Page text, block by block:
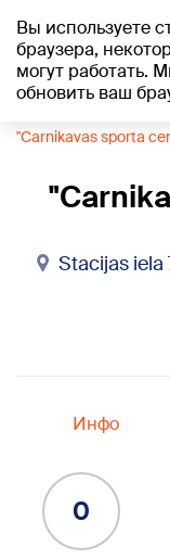
Вы используете
браузера,
могут работать.
обновить ваш
+19°C
"Carnikavas sporta
Stacijas iela
Инфо
0